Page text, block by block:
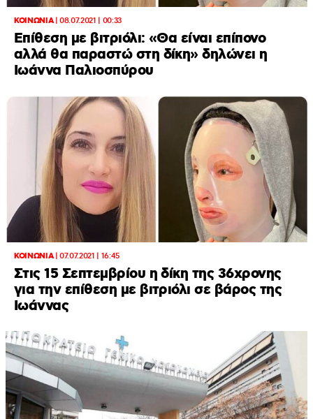
ΚΟΙΝΩΝΙΑ|08.07.2021 | 00:33
Επίθεση με βιτριόλι: «Θα είναι επίπονο
αλλά θα παραστώ στη δίκη» δηλώνει η
Ιωάννα Παλιοσπύρου
ΚΟΙΝΩΝΙΑ|07.07.2021 | 16:45
Στις 15 Σεπτεμβρίου η δίκη της 36χρονης
για την επίθεση με βιτριόλι σε βάρος της
Ιωάννας